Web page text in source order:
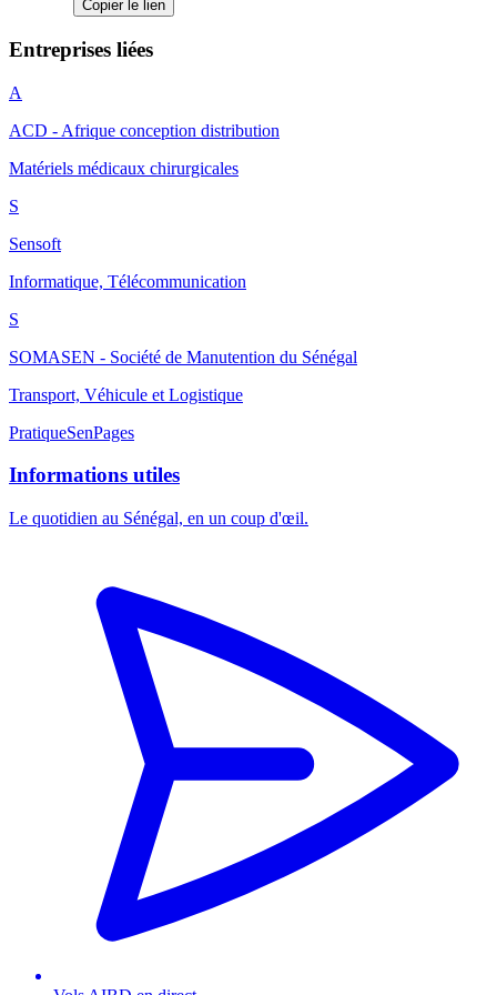
Copier le lien
Entreprises liées
A
ACD - Afrique conception distribution
Matériels médicaux chirurgicales
S
Sensoft
Informatique, Télécommunication
S
SOMASEN - Société de Manutention du Sénégal
Transport, Véhicule et Logistique
PratiqueSenPages
Informations utiles
Le quotidien au Sénégal, en un coup d'œil.